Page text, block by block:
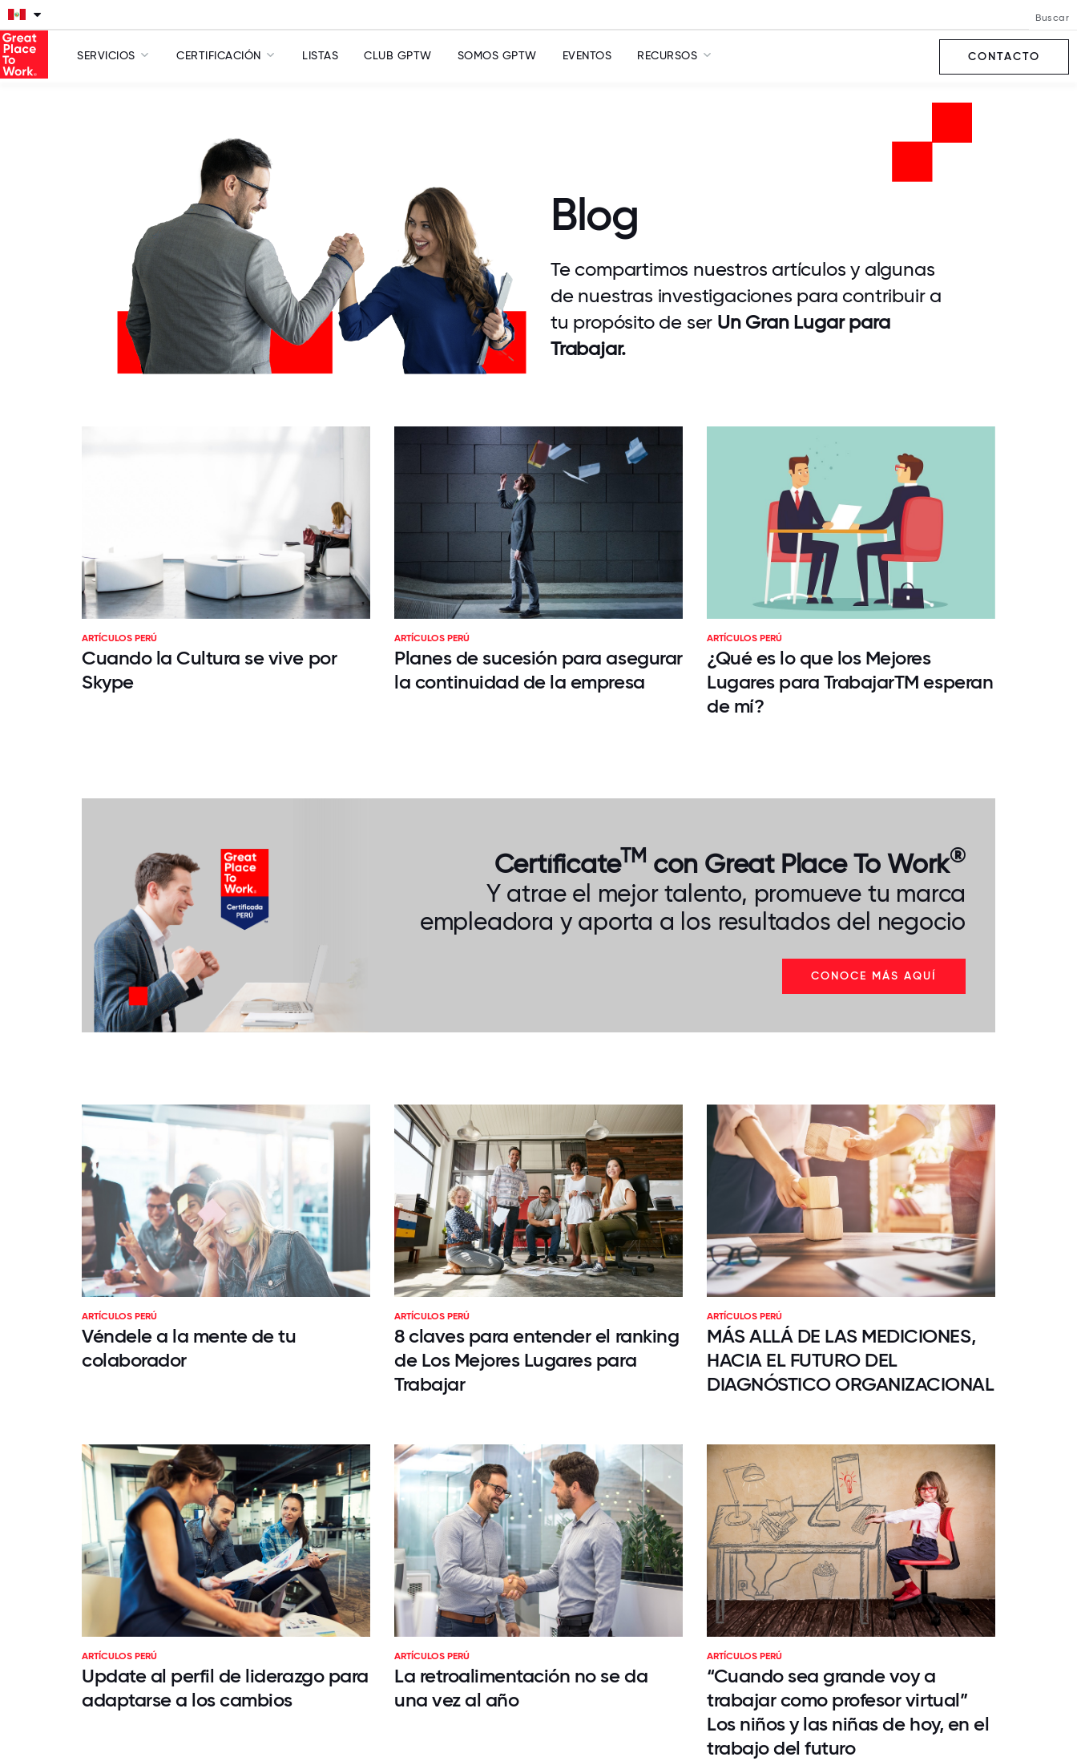
Buscar
SERVICIOS CERTIFICACIÓN LISTAS CLUB GPTW SOMOS GPTW EVENTOS RECURSOS CONTACTO
Blog
Te compartimos nuestros artículos y algunas
de nuestras investigaciones para contribuir a
tu propósito de ser Un Gran Lugar para
Trabajar.
ARTÍCULOS PERÚ
Cuando la Cultura se vive por
Skype
ARTÍCULOS PERÚ
Planes de sucesión para asegurar
la continuidad de la empresa
ARTÍCULOS PERÚ
¿Qué es lo que los Mejores
Lugares para TrabajarTM esperan
de mí?
CertíficateTM con Great Place To Work®
Y atrae el mejor talento, promueve tu marca
empleadora y aporta a los resultados del negocio
CONOCE MÁS AQUÍ
ARTÍCULOS PERÚ
Véndele a la mente de tu
colaborador
ARTÍCULOS PERÚ
8 claves para entender el ranking
de Los Mejores Lugares para
Trabajar
ARTÍCULOS PERÚ
MÁS ALLÁ DE LAS MEDICIONES,
HACIA EL FUTURO DEL
DIAGNÓSTICO ORGANIZACIONAL
ARTÍCULOS PERÚ
Update al perfil de liderazgo para
adaptarse a los cambios
ARTÍCULOS PERÚ
La retroalimentación no se da
una vez al año
ARTÍCULOS PERÚ
“Cuando sea grande voy a
trabajar como profesor virtual”
Los niños y las niñas de hoy, en el
trabajo del futuro